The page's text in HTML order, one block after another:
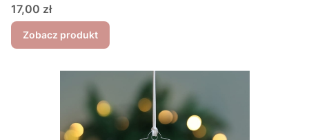
Cena
17,00 zł
Zobacz produkt